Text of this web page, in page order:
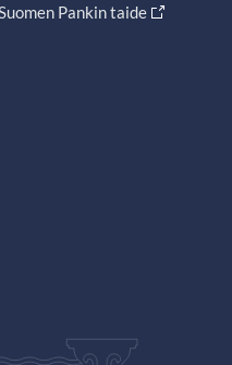
Pankin taide